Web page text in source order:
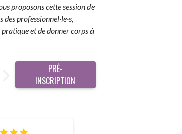
proposons cette session de
professionnel·le·s,
et de donner corps à
PRÉ-
INSCRIPTION